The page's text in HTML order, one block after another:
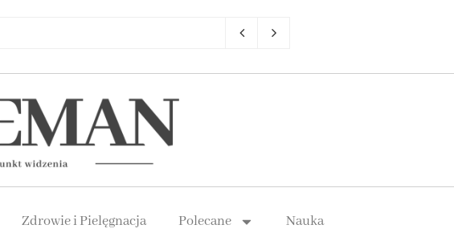
Zdrowie i Pielęgnacja Polecane Nauka